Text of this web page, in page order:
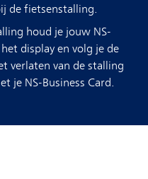
de fietsenstalling.
houd je jouw NS-
display en volg je de
verlaten van de stalling
je NS-Business Card.